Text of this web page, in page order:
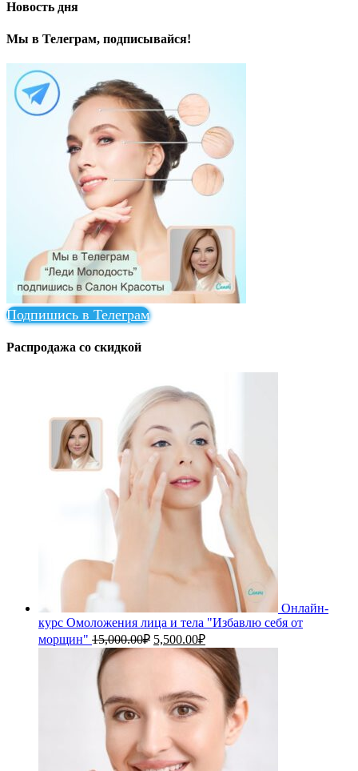
Новость дня
Мы в Телеграм, подписывайся!
Подпишись в Телеграм
Распродажа со скидкой
Онлайн-
курс Омоложения лица и тела "Избавлю себя от
морщин" 15,000.00₽ Первоначальная
цена
составляла
5,500.00₽Текущая
цена:
5,500.00₽.